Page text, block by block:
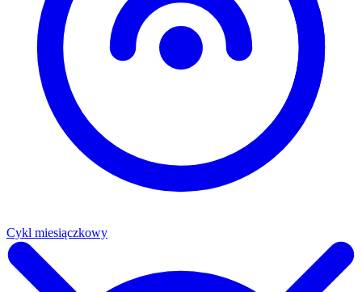
Cykl miesiączkowy